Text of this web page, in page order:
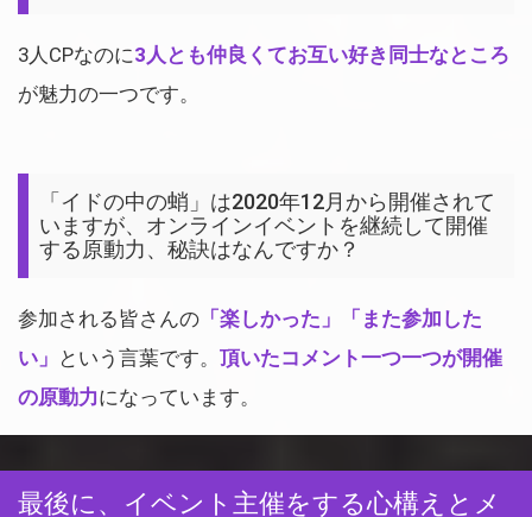
3人CPなのに3人とも仲良くてお互い好き同士なところ
が魅力の一つです。
「イドの中の蛸」は2020年12月から開催されて
いますが、オンラインイベントを継続して開催
する原動力、秘訣はなんですか？
参加される皆さんの 「楽しかった」「また参加した
い」 という言葉です。 頂いたコメント一つ一つが開催
の原動力になっています。
最後に、イベント主催をする心構えとメ